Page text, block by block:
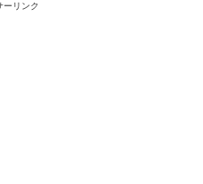
ーリンク